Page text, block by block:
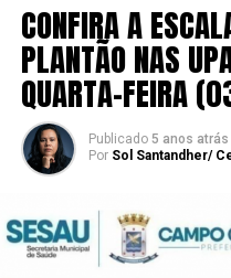
CONFIRA A
PLANTÃO NAS
QUARTA-FEIRA
Publicado 5 anos atrás
Por Sol Santandher/